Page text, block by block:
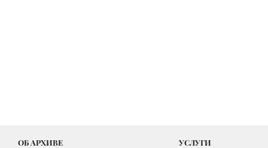
ОБ АРХИВЕ УСЛУГИ